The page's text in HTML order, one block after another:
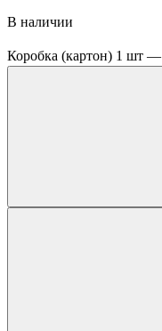
В наличии
Коробка (картон) 1 шт —